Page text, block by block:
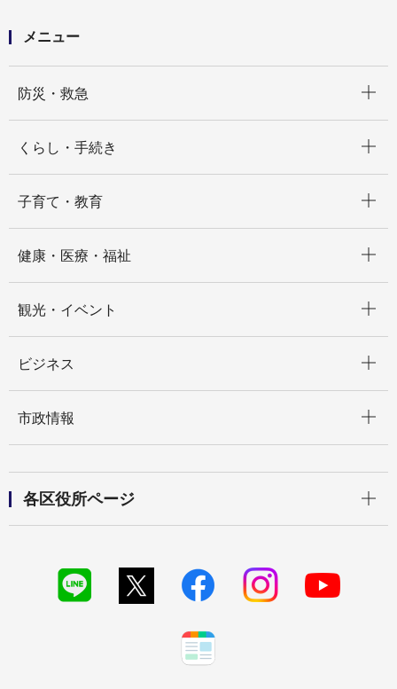
メニュー
防災・救急
くらし・手続き
子育て・教育
健康・医療・福祉
観光・イベント
ビジネス
市政情報
各区役所ページ